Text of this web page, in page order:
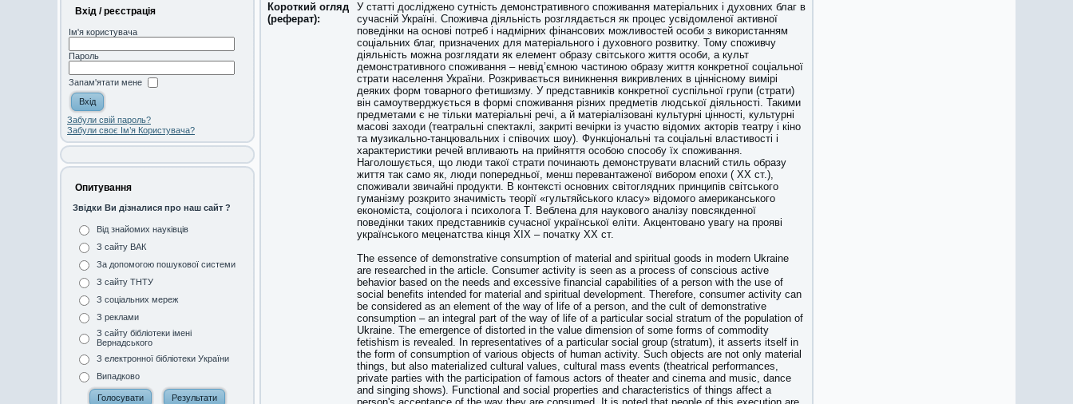
Вхід / реєстрація
Ім'я користувача
Пароль
Запам'ятати мене
Забули свій пароль?
Забули своє Ім’я Користувача?
Опитування
Звідки Ви дізналися про наш сайт ?
Від знайомих науківців
З сайту ВАК
За допомогою пошукової системи
З сайту ТНТУ
З соціальних мереж
З реклами
З сайту бібліотеки імені
Вернадського
З електронної бібліотеки України
Випадково
Короткий огляд
(реферат):
У статті досліджено сутність демонстративного споживання матеріальних і духовних благ в
сучасній Україні. Споживча діяльність розглядається як процес усвідомленої активної
поведінки на основі потреб і надмірних фінансових можливостей особи з використанням
соціальних благ, призначених для матеріального і духовного розвитку. Тому споживчу
діяльність можна розглядати як елемент образу світського життя особи, а культ
демонстративного споживання – невід’ємною частиною образу життя конкретної соціальної
страти населення України. Розкривається виникнення викривлених в ціннісному вимірі
деяких форм товарного фетишизму. У представників конкретної суспільної групи (страти)
він самоутверджується в формі споживання різних предметів людської діяльності. Такими
предметами є не тільки матеріальні речі, а й матеріалізовані культурні цінності, культурні
масові заходи (театральні спектаклі, закриті вечірки із участю відомих акторів театру і кіно
та музикально-танцювальних і співочих шоу). Функціональні та соціальні властивості і
характеристики речей впливають на прийняття особою способу їх споживання.
Наголошується, що люди такої страти починають демонструвати власний стиль образу
життя так само як, люди попередньої, менш перевантаженої вибором епохи ( ХХ ст.),
споживали звичайні продукти. В контексті основних світоглядних принципів світського
гуманізму розкрито значимість теорії «гультяйського класу» відомого американського
економіста, соціолога і психолога Т. Веблена для наукового аналізу повсякденної
поведінки таких представників сучасної української еліти. Акцентовано увагу на прояві
українського меценатства кінця ХIХ – початку ХХ ст.
The essence of demonstrative consumption of material and spiritual goods in modern Ukraine
are researched in the article. Consumer activity is seen as a process of conscious active
behavior based on the needs and excessive financial capabilities of a person with the use of
social benefits intended for material and spiritual development. Therefore, consumer activity can
be considered as an element of the way of life of a person, and the cult of demonstrative
consumption – an integral part of the way of life of a particular social stratum of the population of
Ukraine. The emergence of distorted in the value dimension of some forms of commodity
fetishism is revealed. In representatives of a particular social group (stratum), it asserts itself in
the form of consumption of various objects of human activity. Such objects are not only material
things, but also materialized cultural values, cultural mass events (theatrical performances,
private parties with the participation of famous actors of theater and cinema and music, dance
and singing shows). Functional and social properties and characteristics of things affect a